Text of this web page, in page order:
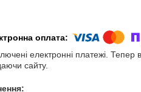
електронні платежі.
сайту.